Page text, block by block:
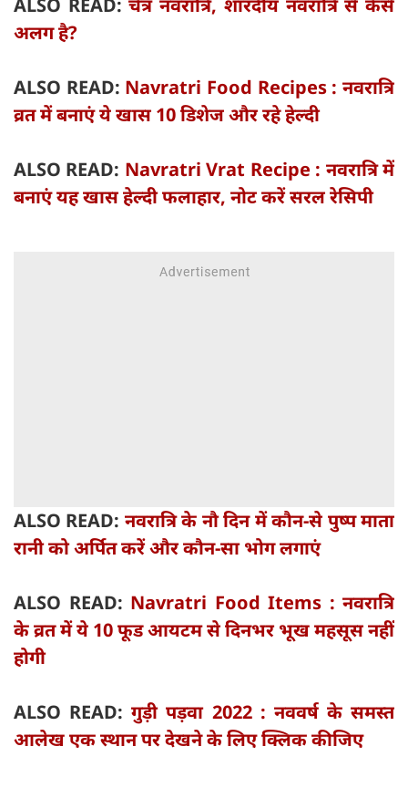
ALSO READ:चैत्र नवरात्रि, शारदीय नवरात्रि से कैसे
अलग है?
ALSO READ: Navratri Food Recipes : नवरात्रि
व्रत में बनाएं ये खास 10 डिशेज और रहे हेल्दी
ALSO READ: Navratri Vrat Recipe : नवरात्रि में
बनाएं यह खास हेल्दी फलाहार, नोट करें सरल रेसिपी
ALSO READ: नवरात्रि के नौ दिन में कौन-से पुष्प माता
रानी को अर्पित करें और कौन-सा भोग लगाएं
ALSO READ: Navratri Food Items : नवरात्रि
के व्रत में ये 10 फूड आयटम से दिनभर भूख महसूस नहीं
होगी
ALSO READ:गुड़ी पड़वा 2022 : नववर्ष के समस्त
आलेख एक स्थान पर देखने के लिए क्लिक कीजिए